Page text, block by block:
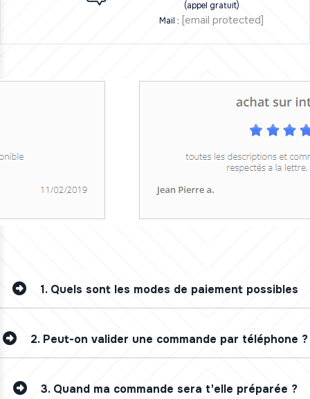
(appel gratuit)
Mail : [email protected]
1. Quels sont les modes de paiement possibles
2. Peut-on valider une commande par téléphone ?
3. Quand ma commande sera t'elle préparée ?